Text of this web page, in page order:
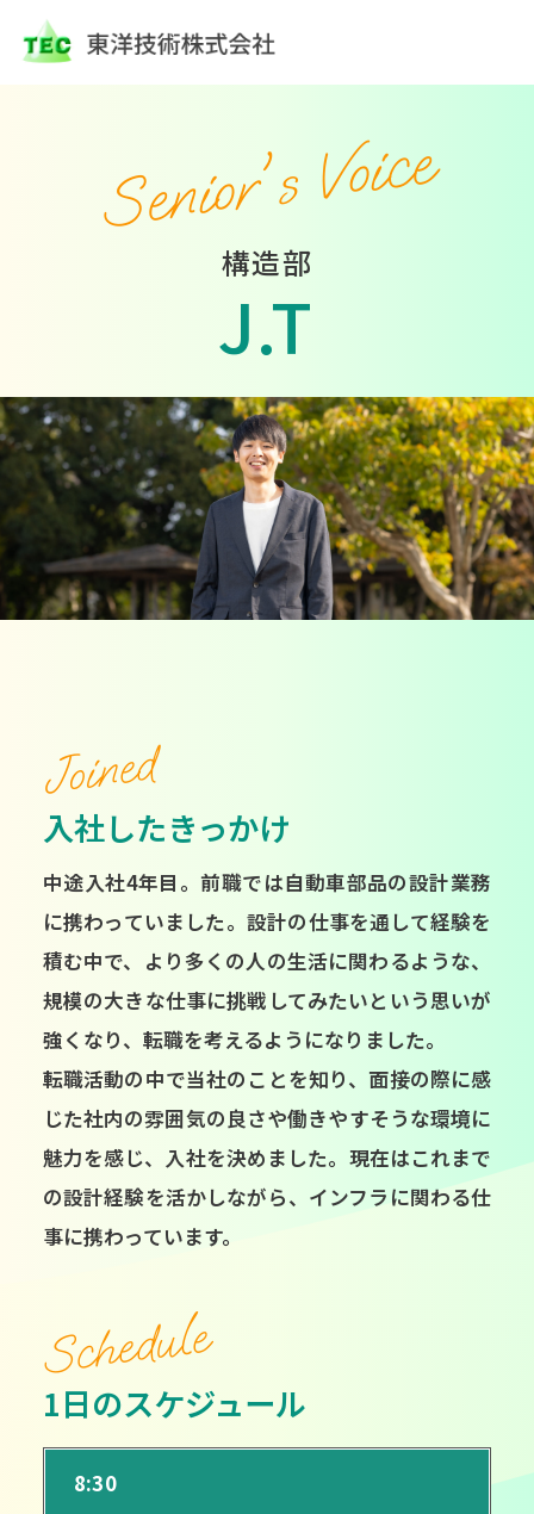
Senior's Voice
構造部
J.T
Joined
入社したきっかけ
中途入社4年目。前職では自動車部品の設計業務
に携わっていました。設計の仕事を通して経験を
積む中で、より多くの人の生活に関わるような、
規模の大きな仕事に挑戦してみたいという思いが
強くなり、転職を考えるようになりました。
転職活動の中で当社のことを知り、面接の際に感
じた社内の雰囲気の良さや働きやすそうな環境に
魅力を感じ、入社を決めました。現在はこれまで
の設計経験を活かしながら、インフラに関わる仕
事に携わっています。
Schedule
1日のスケジュール
8:30